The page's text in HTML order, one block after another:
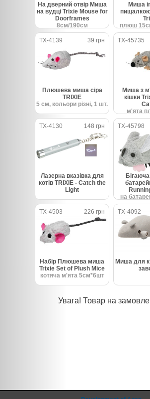
На дверний отвір Миша
на вудці Trixie Mouse for
Doorframes
8см/190см
Миша
плюш
TX-4139 39 грн
Плюшева миша сіра
TRIXIE
5 см, кольори різні, 1 шт.
TX-45735
Миша з
кішки
м'ята
TX-4130 148 грн
Лазерна вказівка ​​для
котів TRIXIE - Catch the
Light
TX-45798
на
TX-4503
226 грн
Набір Плюшева миша
Trixie Set of Plush Mice
котяча м'ята 5см*6шт
TX-4092
Миша для
Увага! Товар на